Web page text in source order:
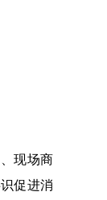
现场商
促进消